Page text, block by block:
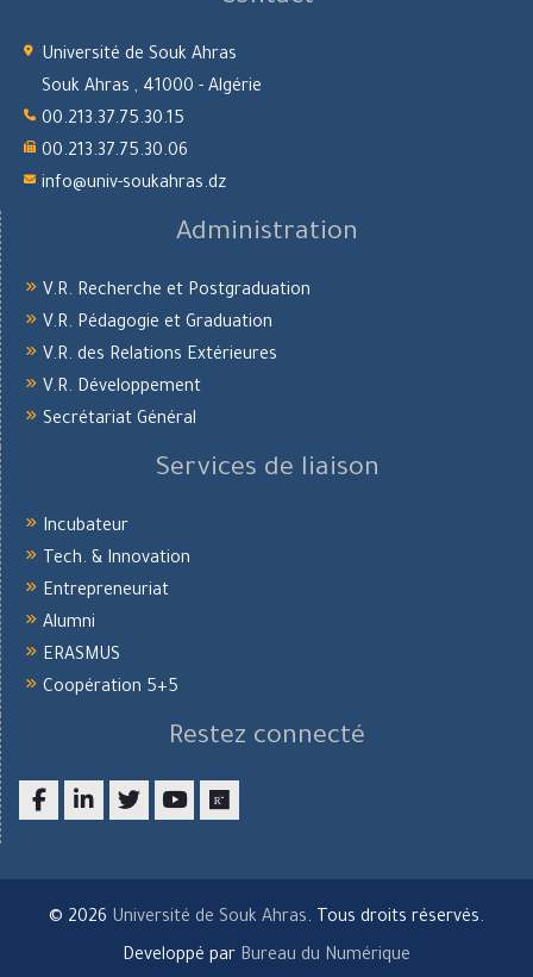
Université de Souk Ahras
Souk Ahras , 41000 - Algérie
00.213.37.75.30.15
00.213.37.75.30.06
info@univ-soukahras.dz
Administration
V.R. Recherche et Postgraduation
V.R. Pédagogie et Graduation
V.R. des Relations Extérieures
V.R. Développement
Secrétariat Général
Services de liaison
Incubateur
Tech. & Innovation
Entrepreneuriat
Alumni
ERASMUS
Coopération 5+5
Restez connecté
© 2026 Université de Souk Ahras. Tous droits réservés.
Developpé par Bureau du Numérique